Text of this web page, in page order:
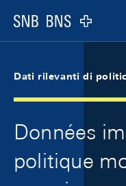
Logo
Dati rilevanti di
Données
politique